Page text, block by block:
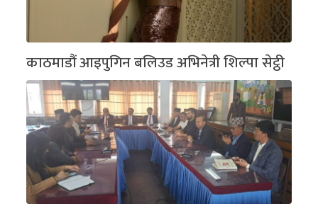
काठमाडौं आइपुगिन बलिउड अभिनेत्री शिल्पा सेट्ठी